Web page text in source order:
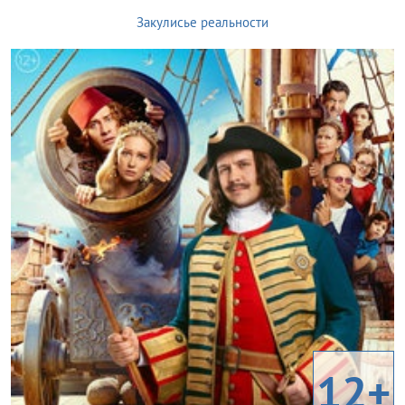
Закулисье реальности
12+